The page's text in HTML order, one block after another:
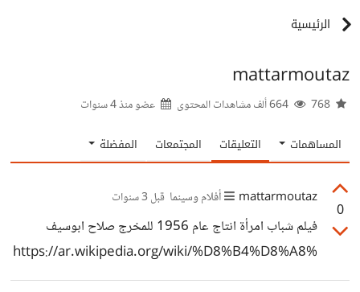
الرئيسية
mattarmoutaz
عضو منذ4 سنوات
المساهمات التعليقات المجتمعات المفضلة
0
mattarmoutaz أفلام وسينما قبل 3 سنوات
فيلم شباب امرأة انتاج عام 1956 للمخرج صلاح ابوسيف
https://ar.wikipedia.org/wiki/%D8%B4%D8%A8%
D8%A7%D8%A8_%D8%A7%D9%85%D8%B1%D